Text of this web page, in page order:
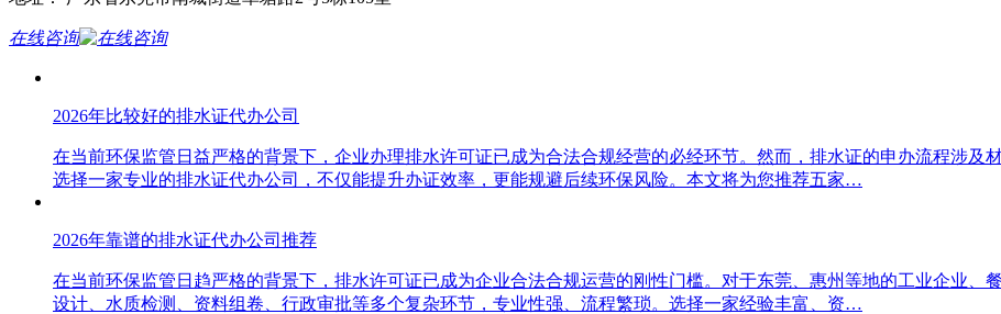
在线咨询
2026年比较好的排水证代办公司
在当前环保监管日益严格的背景下，企业办理排水许可证已成为合法合规经营的必经环节。然而，排水证的申办流程涉及
选择一家专业的排水证代办公司，不仅能提升办证效率，更能规避后续环保风险。本文将为您推荐五家…
2026年靠谱的排水证代办公司推荐
在当前环保监管日趋严格的背景下，排水许可证已成为企业合法合规运营的刚性门槛。对于东莞、惠州等地的工业企业、
设计、水质检测、资料组卷、行政审批等多个复杂环节，专业性强、流程繁琐。选择一家经验丰富、资…